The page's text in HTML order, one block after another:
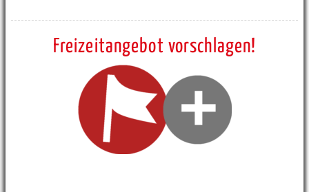
Freizeitangebot vorschlagen!